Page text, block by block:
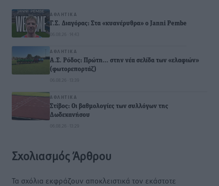
ΑΘΛΗΤΙΚΆ
Γ.Σ. Διαγόρας: Στα «κυανέρυθρα» ο Janni Pembe
06.08.26 · 14:43
ΑΘΛΗΤΙΚΆ
Α.Σ. Ρόδος: Πρώτη… στην νέα σελίδα των «ελαφιών»
(φωτορεπορτάζ)
06.08.26 · 13:39
ΑΘΛΗΤΙΚΆ
Στίβος: Οι βαθμολογίες των συλλόγων της
Δωδεκανήσου
06.08.26 · 13:29
Σχολιασμός Άρθρου
Τα σχόλια εκφράζουν αποκλειστικά τον εκάστοτε